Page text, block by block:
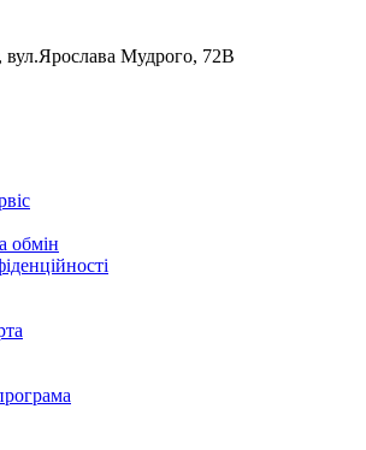
вул.Ярослава Мудрого, 72В
обмін